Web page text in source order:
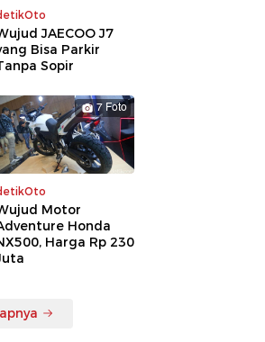
JAECOO J7
Bisa Parkir
Sopir
7 Foto
Motor
Honda
Harga Rp 230